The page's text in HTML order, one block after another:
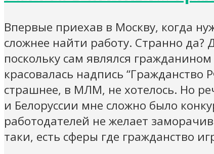
Впервые приехав в Москву, когда
сложнее найти работу. Странно да?
поскольку сам являлся
красовалась надпись
страшнее, в МЛМ, не хотелось. Но
и Белоруссии мне сложно было
работодателей не желает
таки, есть сферы где гражданство